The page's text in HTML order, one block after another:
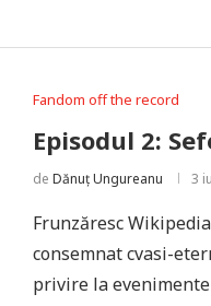
Fandom off the record
Episodul 2:
de Dănuț Ungureanu 3
Frunzăresc
consemnat cvasi-
privire la